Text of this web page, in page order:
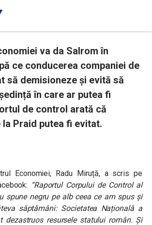
va da Salrom în
ce conducerea companiei de
să demisioneze și evită să
în care ar putea fi
de control arată că
Praid putea fi evitat.
Economiei, Radu Miruță, a scris pe
“Raportul Corpului de Control al
spune negru pe alb ceea ce am spus și
săptămâni: Societatea Națională a
dezastruos resursele statului român. Şi